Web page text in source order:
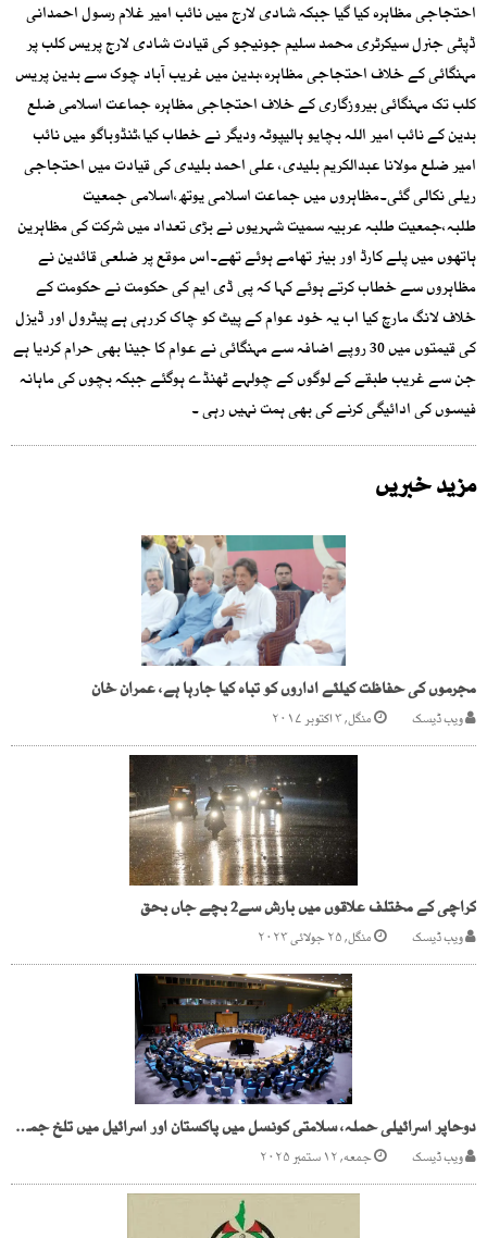
احتجاجی مظاہرہ کیا گیا جبکہ شادی لارج میں نائب امیر غلام رسول احمدانی
ڈپٹی جنرل سیکرٹری محمد سلیم جونیجو کی قیادت شادی لارج پریس کلب پر
مہنگائی کے خلاف احتجاجی مظاہرہ،بدین میں غریب آباد چوک سے بدین پریس
کلب تک مہنگائی بیروزگاری کے خلاف احتجاجی مظاہرہ جماعت اسلامی ضلع
بدین کے نائب امیر اللہ بچایو ہالیپوٹہ ودیگر نے خطاب کیا،ٹنڈوباگو میں نائب
امیر ضلع مولانا عبدالکریم بلیدی، علی احمد بلیدی کی قیادت میں احتجاجی
ریلی نکالی گئی۔مظاہروں میں جماعت اسلامی یوتھ،اسلامی جمعیت
طلبہ،جمعیت طلبہ عربیہ سمیت شہریوں نے بڑی تعداد میں شرکت کی مظاہرین
ہاتھوں میں پلے کارڈ اور بینر تھامے ہوئے تھے۔اس موقع پر ضلعی قائدین نے
مظاہروں سے خطاب کرتے ہوئے کہا کہ پی ڈی ایم کی حکومت نے حکومت کے
خلاف لانگ مارچ کیا اب یہ خود عوام کے پیٹ کو چاک کررہی ہے پیٹرول اور ڈیزل
کی قیمتوں میں 30 روپے اضافہ سے مہنگائی نے عوام کا جینا بھی حرام کردیا ہے
جن سے غریب طبقے کے لوگوں کے چولہے ٹھنڈے ہوگئے جبکہ بچوں کی ماہانہ
فیسوں کی ادائیگی کرنے کی بھی ہمت نہیں رہی ۔
مزید خبریں
مجرموں کی حفاظت کیلئے اداروں کو تباہ کیا جارہا ہے، عمران خان
ویب ڈیسک منگل, ۳ اکتوبر ۲۰۱۷
کراچی کے مختلف علاقوں میں بارش سے2 بچے جاں بحق
ویب ڈیسک منگل, ۲۵ جولائی ۲۰۲۳
دوحاپر اسرائیلی حملہ، سلامتی کونسل میں پاکستان اور اسرائیل میں تلخ جملوں کا تبادلہ
ویب ڈیسک جمعه, ۱۲ ستمبر ۲۰۲۵